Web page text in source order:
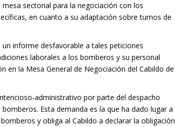
sectorial para la negociación con los
en cuanto a su adaptación sobre turnos de
informe desfavorable a tales peticiones
laborales a los bomberos y su personal
en la Mesa General de Negociación del Cabildo de
administrativo por parte del despacho
Esta demanda es la que ha dado lugar a
y obliga al Cabildo a declarar la obligación